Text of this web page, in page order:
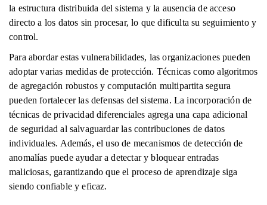
la estructura distribuida del sistema y la ausencia de acceso
directo a los datos sin procesar, lo que dificulta su seguimiento y
control.
Para abordar estas vulnerabilidades, las organizaciones pueden
adoptar varias medidas de protección. Técnicas como algoritmos
de agregación robustos y computación multipartita segura
pueden fortalecer las defensas del sistema. La incorporación de
técnicas de privacidad diferenciales agrega una capa adicional
de seguridad al salvaguardar las contribuciones de datos
individuales. Además, el uso de mecanismos de detección de
anomalías puede ayudar a detectar y bloquear entradas
maliciosas, garantizando que el proceso de aprendizaje siga
siendo confiable y eficaz.